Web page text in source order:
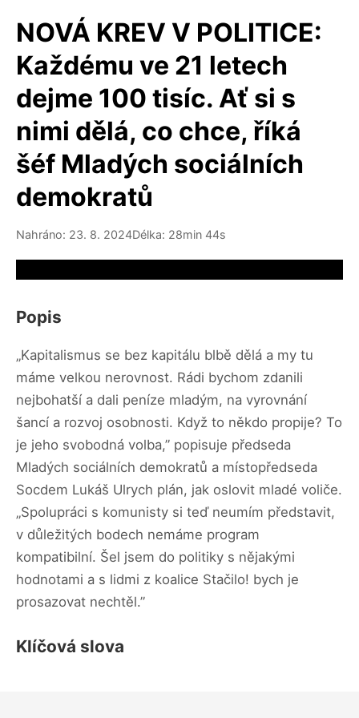
NOVÁ KREV V POLITICE:
Každému ve 21 letech
dejme 100 tisíc. Ať si s
nimi dělá, co chce, říká
šéf Mladých sociálních
demokratů
Nahráno: 23. 8. 2024Délka: 28min 44s
Popis
„Kapitalismus se bez kapitálu blbě dělá a my tu
máme velkou nerovnost. Rádi bychom zdanili
nejbohatší a dali peníze mladým, na vyrovnání
šancí a rozvoj osobnosti. Když to někdo propije? To
je jeho svobodná volba,” popisuje předseda
Mladých sociálních demokratů a místopředseda
Socdem Lukáš Ulrych plán, jak oslovit mladé voliče.
„Spolupráci s komunisty si teď neumím představit,
v důležitých bodech nemáme program
kompatibilní. Šel jsem do politiky s nějakými
hodnotami a s lidmi z koalice Stačilo! bych je
prosazovat nechtěl.”
Klíčová slova